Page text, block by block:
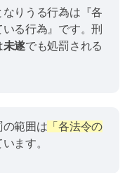
なりうる行為は『各
る行為』です。刑
未遂でも処罰される
の範囲は 「各法令の
ます。